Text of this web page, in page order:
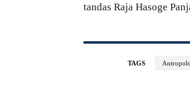
tandas Raja Hasoge
TAGS